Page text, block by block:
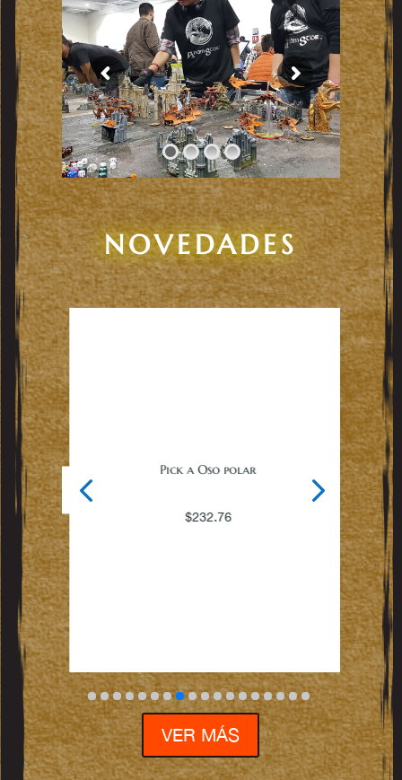
NOVEDADES
VER MÁS